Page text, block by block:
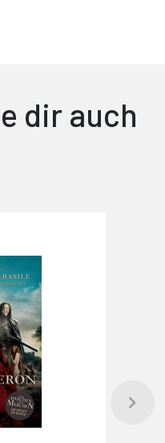
dir auch